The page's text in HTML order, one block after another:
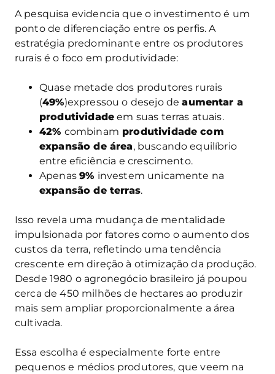
A pesquisa evidencia que o investimento é um
ponto de diferenciação entre os perfis. A
estratégia predominante entre os produtores
rurais é o foco em produtividade:
Quase metade dos produtores rurais
(49%)expressou o desejo deaumentar a
produtividade em suas terras atuais.
42% combinam produtividade com
expansão de área, buscando equilíbrio
entre eficiência e crescimento.
Apenas9% investem unicamente na
expansão de terras.
Isso revela uma mudança de mentalidade
impulsionada por fatores como o aumento dos
custos da terra, refletindo uma tendência
crescente em direção à otimização da produção.
Desde 1980 o agronegócio brasileiro já poupou
cerca de 450 milhões de hectares ao produzir
mais sem ampliar proporcionalmente a área
cultivada.
Essa escolha é especialmente forte entre
pequenos e médios produtores, que veem na